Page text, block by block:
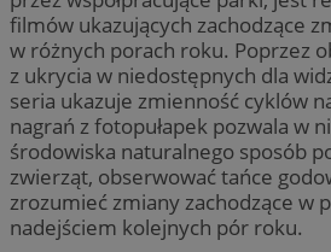
filmów ukazujących zachodzące
w różnych porach roku. Poprzez
z ukrycia w niedostępnych dla
seria ukazuje zmienność cyklów
nagrań z fotopułapek pozwala w
środowiska naturalnego sposób
zwierząt, obserwować tańce
zrozumieć zmiany zachodzące w
nadejściem kolejnych pór roku.